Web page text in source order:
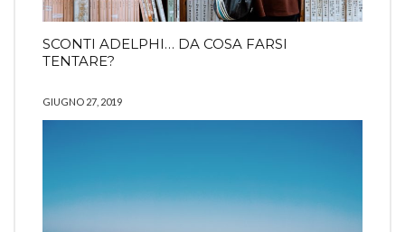
SCONTI ADELPHI… DA COSA FARSI
TENTARE?
GIUGNO 27, 2019